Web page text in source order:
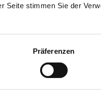
Seite stimmen Sie der
Präferenzen